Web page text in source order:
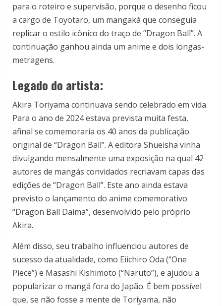
para o roteiro e supervisão, porque o desenho ficou
a cargo de Toyotaro, um mangaká que conseguia
replicar o estilo icônico do traço de “Dragon Ball”. A
continuação ganhou ainda um anime e dois longas-
metragens.
Legado do artista:
Akira Toriyama continuava sendo celebrado em vida.
Para o ano de 2024 estava prevista muita festa,
afinal se comemoraria os 40 anos da publicação
original de “Dragon Ball”. A editora Shueisha vinha
divulgando mensalmente uma exposição na qual 42
autores de mangás convidados recriavam capas das
edições de “Dragon Ball”. Este ano ainda estava
previsto o lançamento do anime comemorativo
“Dragon Ball Daima”, desenvolvido pelo próprio
Akira.
Além disso, seu trabalho influenciou autores de
sucesso da atualidade, como Eiichiro Oda (“One
Piece”) e Masashi Kishimoto (“Naruto”), e ajudou a
popularizar o mangá fora do Japão. É bem possível
que, se não fosse a mente de Toriyama, não